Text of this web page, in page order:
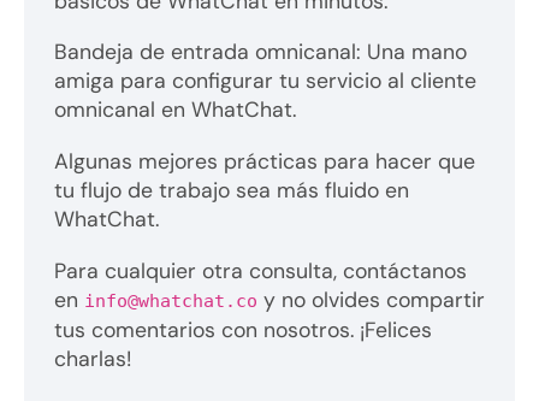
Bandeja de entrada omnicanal: Una mano
amiga para configurar tu servicio al cliente
omnicanal en WhatChat.
Algunas mejores prácticas para hacer que
tu flujo de trabajo sea más fluido en
WhatChat.
Para cualquier otra consulta, contáctanos
en info@whatchat.co y no olvides compartir
tus comentarios con nosotros. ¡Felices
charlas!